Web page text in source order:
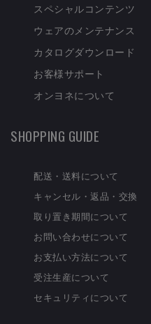
スペシャルコンテンツ
ウェアのメンテナンス
カタログダウンロード
お客様サポート
オンヨネについて
SHOPPING GUIDE
配送・送料について
キャンセル・返品・交換
取り置き期間について
お問い合わせについて
お支払い方法について
受注生産について
セキュリティについて